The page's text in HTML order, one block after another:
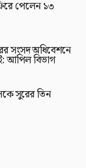
পেলেন ১৩
সংসদ অধিবেশনে
আপিল বিভাগ
সুরের তিন